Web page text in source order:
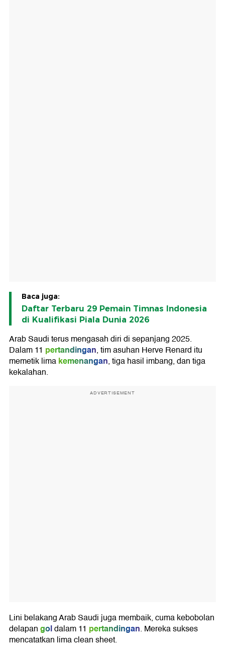
Baca juga:
Daftar Terbaru 29 Pemain Timnas Indonesia
di Kualifikasi Piala Dunia 2026
Arab Saudi terus mengasah diri di sepanjang 2025.
Dalam 11 pertandingan, tim asuhan Herve Renard itu
memetik limakemenangan, tiga hasil imbang, dan tiga
kekalahan.
ADVERTISEMENT
Lini belakang Arab Saudi juga membaik, cuma kebobolan
delapangoldalam 11 pertandingan. Mereka sukses
mencatatkan lima clean sheet.